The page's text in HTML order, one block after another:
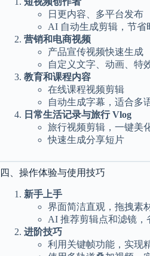
日更内容、多平台发布
AI 自动生成剪辑，节省
营销和电商视频
产品宣传视频快速生成
自定义文字、动画、特
教育和课程内容
在线课程视频剪辑
自动生成字幕，适合多
日常生活记录与旅行 Vlog
旅行视频剪辑，一键美
快速生成分享短片
四、操作体验与使用技巧
新手上手
界面简洁直观，拖拽素
AI 推荐剪辑点和滤镜，
进阶技巧
利用关键帧功能，实现